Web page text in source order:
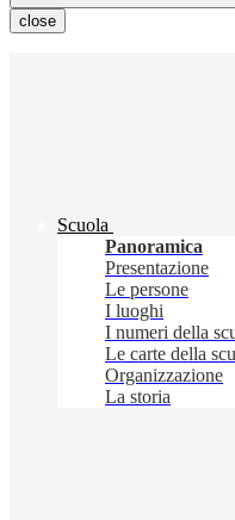
close
Scuola
Panoramica
Presentazione
Le persone
I luoghi
I numeri della
Le carte della
Organizzazione
La storia